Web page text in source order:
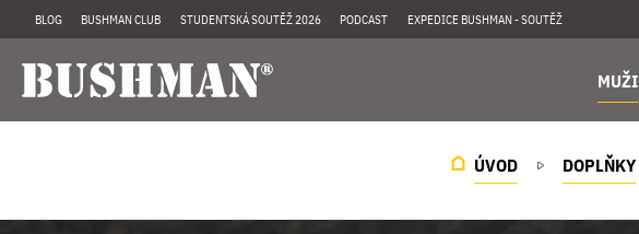
BLOG BUSHMAN CLUB STUDENTSKÁ SOUTĚŽ 2026 PODCAST EXPEDICE BUSHMAN - SOUTĚŽ
MUŽI
ÚVOD DOPLŇKY